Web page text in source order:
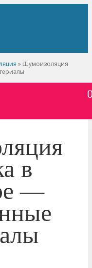
» Шумоизоляция
в
—